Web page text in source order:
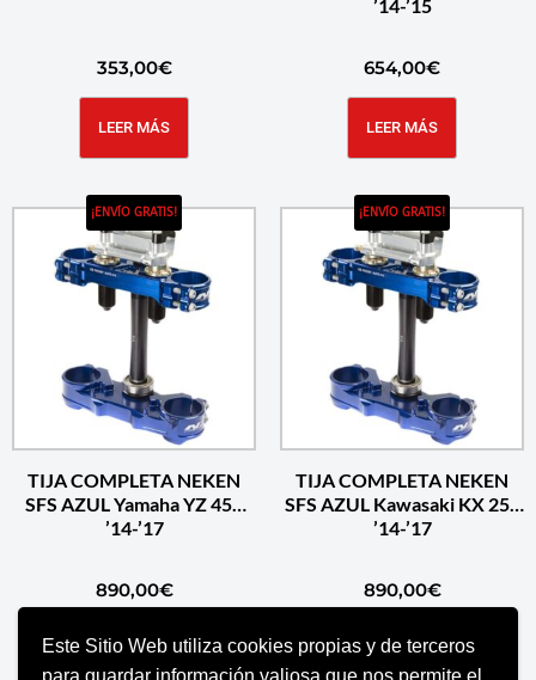
Este Sitio Web utiliza cookies propias y de terceros
para guardar información valiosa que nos permite el
353,00€
LEER MÁS
’14-’15
654,00€
LEER MÁS
¡ENVÍO GRATIS!
TIJA COMPLETA NEKEN
SFS AZUL Yamaha YZ 450
’14-’17
890,00€
AÑADIR AL CARRITO
¡ENVÍO GRATIS!
TIJA COMPLETA NEKEN
SFS AZUL Kawasaki KX 250
’14-’17
890,00€
AÑADIR AL CARRITO